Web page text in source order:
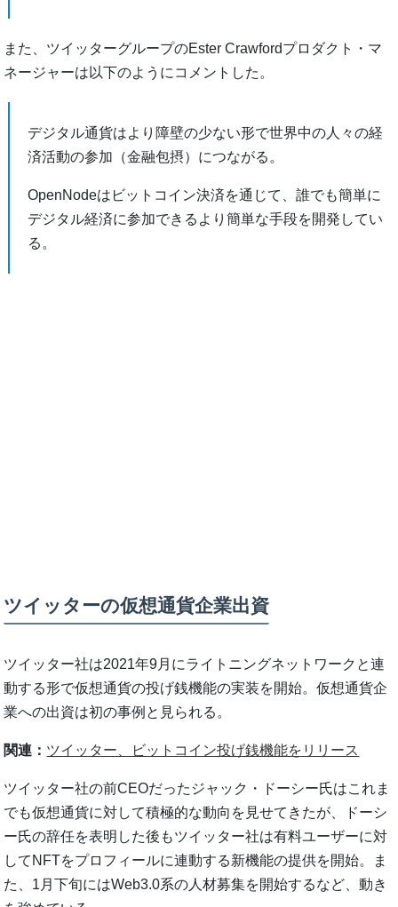
また、ツイッターグループのEster Crawfordプロダクト・マ
ネージャーは以下のようにコメントした。
デジタル通貨はより障壁の少ない形で世界中の人々の経
済活動の参加（金融包摂）につながる。
OpenNodeはビットコイン決済を通じて、誰でも簡単に
デジタル経済に参加できるより簡単な手段を開発してい
る。
ツイッターの仮想通貨企業出資
ツイッター社は2021年9月にライトニングネットワークと連
動する形で仮想通貨の投げ銭機能の実装を開始。仮想通貨企
業への出資は初の事例と見られる。
関連： ツイッター、ビットコイン投げ銭機能をリリース
ツイッター社の前CEOだったジャック・ドーシー氏はこれま
でも仮想通貨に対して積極的な動向を見せてきたが、ドーシ
ー氏の辞任を表明した後もツイッター社は有料ユーザーに対
してNFTをプロフィールに連動する新機能の提供を開始。ま
た、1月下旬にはWeb3.0系の人材募集を開始するなど、動き